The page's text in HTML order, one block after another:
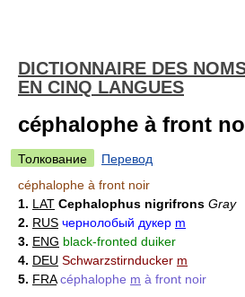
DICTIONNAIRE DES
EN CINQ LANGUES
céphalophe à front
Толкование
Перевод
céphalophe à front noir
1. LAT Cephalophus nigrifrons Gray
2. RUS чернолобый дукер m
3. ENG black-fronted duiker
4. DEU Schwarzstirnducker m
5. FRA céphalophe m à front noir